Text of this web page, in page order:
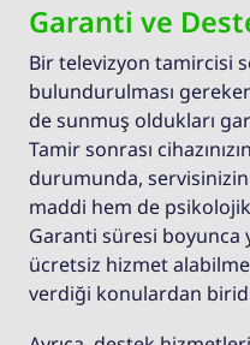
Garanti ve
Bir televizyon tamircisi
bulundurulması
de sunmuş oldukları
Tamir sonrası
durumunda,
maddi hem de psikolojik
Garanti süresi boyunca
ücretsiz hizmet
verdiği konulardan